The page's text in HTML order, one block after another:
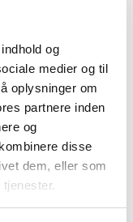
og
medier og til
oplysninger om
partnere inden
og
disse
dem, eller som